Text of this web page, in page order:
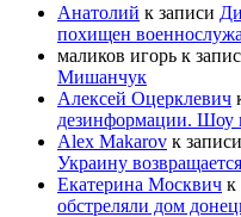
Анатолий к записи
похищен
маликов игорь к
Мишанчук
Алексей Оцерклевич
дезинформации. Шоу
Alex Makarov к записи
Украину
Екатерина Москвич к
обстреляли дом